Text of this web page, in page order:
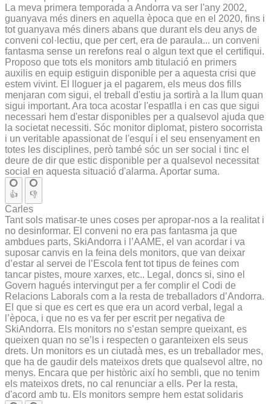
La meva primera temporada a Andorra va ser l'any 2002,
guanyava més diners en aquella època que en el 2020, fins i
tot guanyava més diners abans que durant els deu anys de
conveni col·lectiu, que per cert, era de paraula... un conveni
fantasma sense un rerefons real o algun text que el certifiqui.
Proposo que tots els monitors amb titulació en primers
auxilis en equip estiguin disponible per a aquesta crisi que
estem vivint. El lloguer ja el pagarem, els meus dos fills
menjaran com sigui, el treball d'estiu ja sortirà a la llum quan
sigui important. Ara toca acostar l'espatlla i en cas que sigui
necessari hem d'estar disponibles per a qualsevol ajuda que
la societat necessiti. Sóc monitor diplomat, pistero socorrista
i un veritable apassionat de l'esquí i el seu ensenyament en
totes les disciplines, però també sóc un ser social i tinc el
deure de dir que estic disponible per a qualsevol necessitat
social en aquesta situació d'alarma. Aportar suma.
👍 👎
Carles
Tant sols matisar-te unes coses per apropar-nos a la realitat i
no desinformar. El conveni no era pas fantasma ja que
ambdues parts, SkiAndorra i l’AAME, el van acordar i va
suposar canvis en la feina dels monitors, que van deixar
d’estar al servei de l’Escola fent tot tipus de feines com
tancar pistes, moure xarxes, etc.. Legal, doncs si, sino el
Govern hagués intervingut per a fer complir el Codi de
Relacions Laborals com a la resta de treballadors d’Andorra.
El que si que es cert es que era un acord verbal, legal a
l’època, i que no es va fer per escrit per negativa de
SkiAndorra. Els monitors no s’estan sempre queixant, es
queixen quan no se’ls i respecten o garanteixen els seus
drets. Un monitors es un ciutadà mes, es un treballador mes,
que ha de gaudir dels mateixos drets que qualsevol altre, no
menys. Encara que per històric així ho sembli, que no tenim
els mateixos drets, no cal renunciar a ells. Per la resta,
d'acord amb tu. Els monitors sempre hem estat solidaris